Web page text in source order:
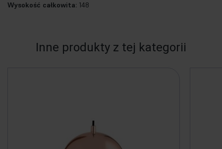
Wysokość całkowita: 148
Inne produkty z tej kategorii